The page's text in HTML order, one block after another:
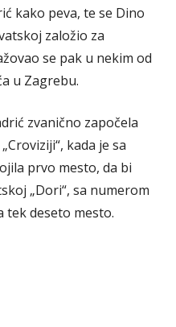
kako peva, te se Dino
založio za
se pak u nekim od
u Zagrebu.
zvanično započela
kada je sa
prvo mesto, da bi
„Dori“, sa numerom
tek deseto mesto.